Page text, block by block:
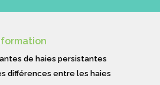
de haies persistantes
différences entre les haies